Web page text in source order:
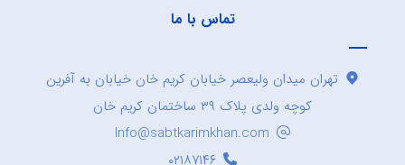
تماس با ما
تهران میدان ولیعصر خیابان کریم خان خیابان به آفرین
کوچه ولدی پلاک ۳۹ ساختمان کریم خان
Info@sabtkarimkhan.com